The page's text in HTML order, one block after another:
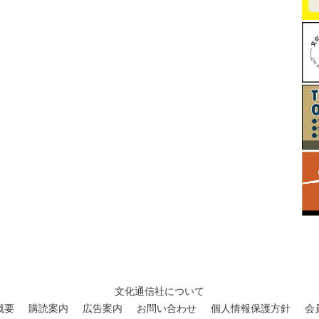
文化通信社について
要
購読案内 広告案内 お問い合わせ 個人情報保護方針 会